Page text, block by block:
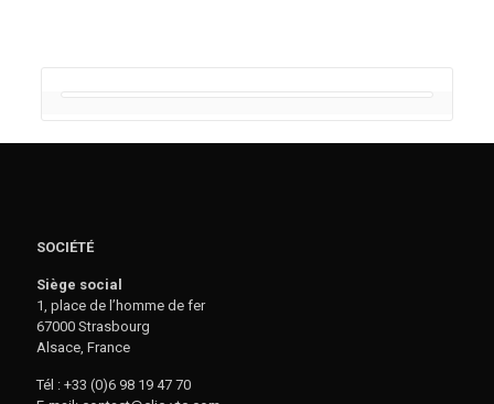
SOCIÉTÉ
Siège social
1, place de l’homme de fer
67000 Strasbourg
Alsace, France
Tél : +33 (0)6 98 19 47 70